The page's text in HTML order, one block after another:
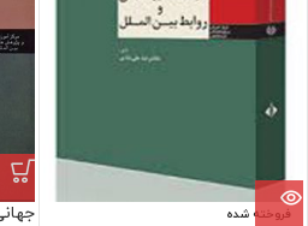
فروخته شده